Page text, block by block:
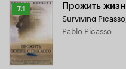
Рейтинг
Кинопоиска
7.1
7.1 Прожить
Surviving Picasso
Pablo Picasso